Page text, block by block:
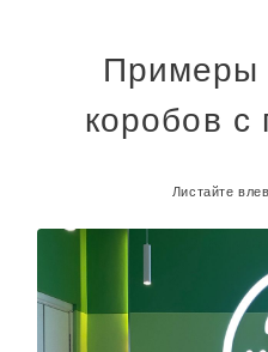
Примеры
коробов с
Листайте